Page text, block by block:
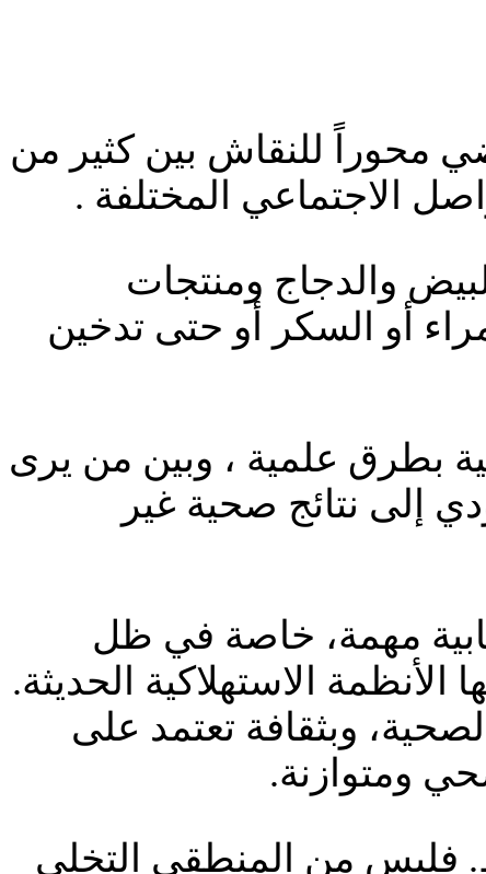
محوراً للنقاش بين كثير من
الاجتماعي المختلفة .
والدجاج ومنتجات
أو السكر أو حتى تدخين
بطرق علمية ، وبين من يرى
إلى نتائج صحية غير
مهمة، خاصة في ظل
الأنظمة الاستهلاكية الحديثة.
وبثقافة تعتمد على
ومتوازنة.
فليس من المنطقي التخلي